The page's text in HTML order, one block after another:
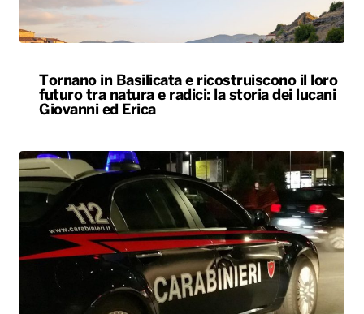
Tornano in Basilicata e ricostruiscono il loro
futuro tra natura e radici: la storia dei lucani
Giovanni ed Erica